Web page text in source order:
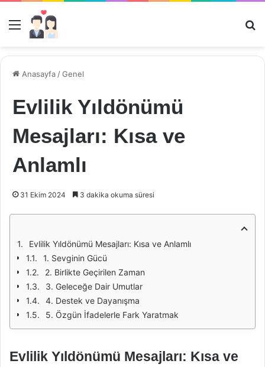
Menü
Anasayfa /Genel
Evlilik Yıldönümü
Mesajları: Kısa ve
Anlamlı
31 Ekim 2024 3 dakika okuma süresi
Evlilik Yıldönümü Mesajları: Kısa ve Anlamlı
1. Sevginin Gücü
2. Birlikte Geçirilen Zaman
3. Geleceğe Dair Umutlar
4. Destek ve Dayanışma
5. Özgün İfadelerle Fark Yaratmak
Evlilik Yıldönümü Mesajları: Kısa ve